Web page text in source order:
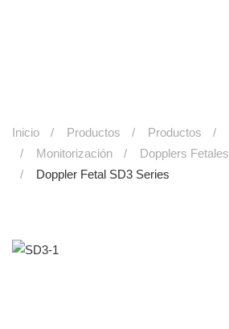
Inicio Productos Productos
Monitorización
Dopplers Fetales
Doppler Fetal SD3 Series